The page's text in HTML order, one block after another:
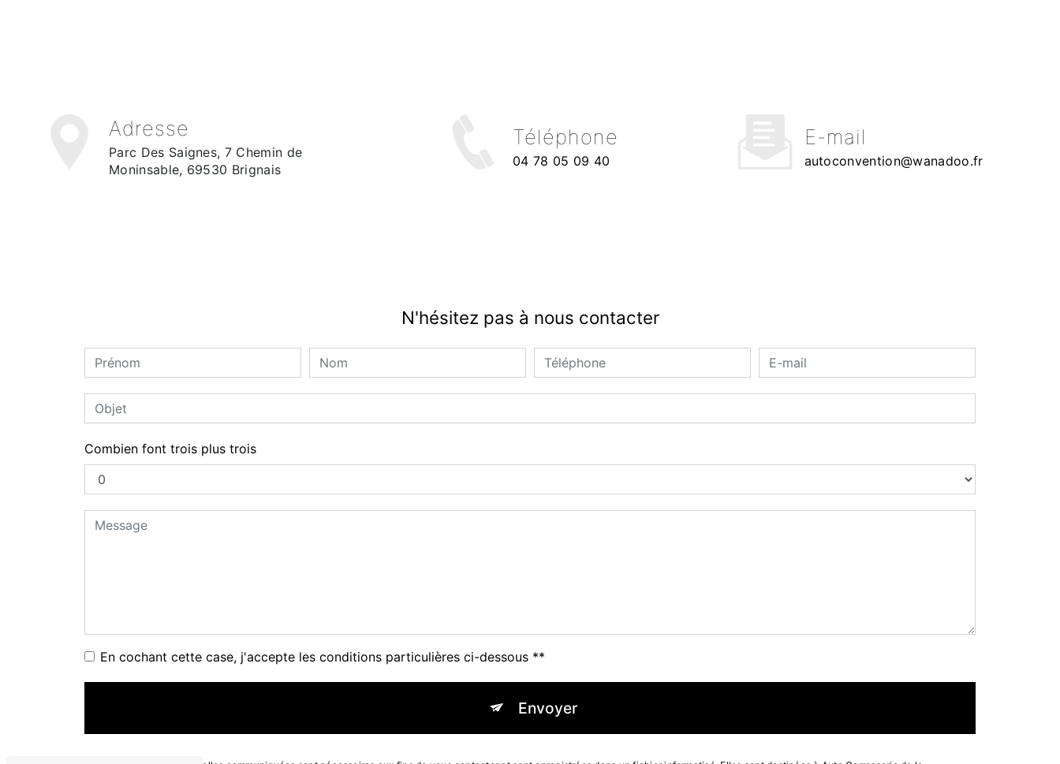
Adresse
Parc Des Saignes, 7 Chemin de
Moninsable, 69530 Brignais
Téléphone
04 78 05 09 40
E-mail
autoconvention@wanadoo.fr
N'hésitez pas à nous contacter
Combien font trois plus trois
En cochant cette case, j'accepte les conditions particulières ci-dessous **
Envoyer